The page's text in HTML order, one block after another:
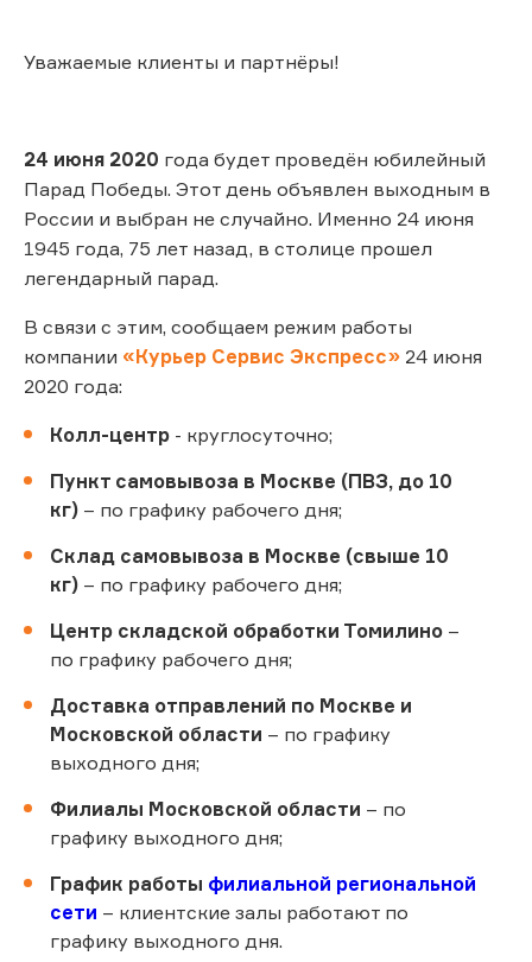
Уважаемые клиенты и партнёры!
24 июня 2020 года будет проведён юбилейный
Парад Победы. Этот день объявлен выходным в
России и выбран не случайно. Именно 24 июня
1945 года, 75 лет назад, в столице прошел
легендарный парад.
В связи с этим, сообщаем режим работы
компании «Курьер Сервис Экспресс» 24 июня
2020 года:
Колл-центр - круглосуточно;
Пункт самовывоза в Москве (ПВЗ, до 10
кг) – по графику рабочего дня;
Склад самовывоза в Москве (свыше 10
кг) – по графику рабочего дня;
Центр складской обработки Томилино –
по графику рабочего дня;
Доставка отправлений по Москве и
Московской области – по графику
выходного дня;
Филиалы Московской области – по
графику выходного дня;
График работы филиальной региональной
сети – клиентские залы работают по
графику выходного дня.